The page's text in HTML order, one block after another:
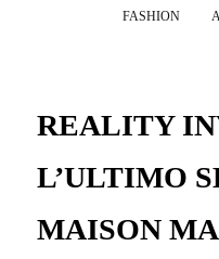
Vai al contenuto principale
Vai al contenuto secondario
FASHION
REALITY
L’ULTIMO
MAISON